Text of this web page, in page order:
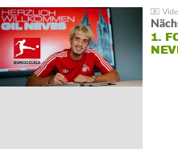
1.